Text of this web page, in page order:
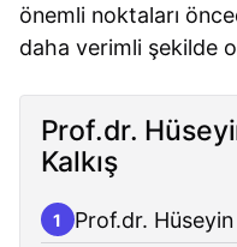
önemli noktaları
daha verimli şekilde
Prof.dr.
Kalkış
1 Prof.dr.